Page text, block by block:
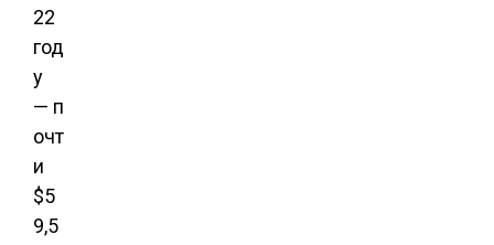
22
год
у
— п
очт
и
$5
9,5